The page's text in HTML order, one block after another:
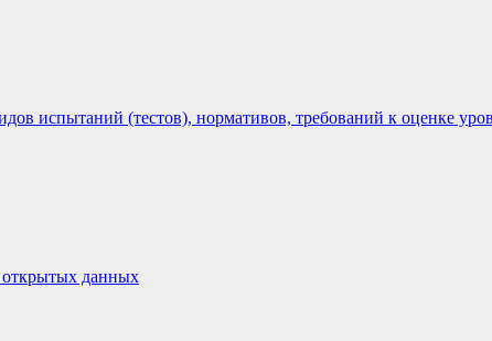
испытаний (тестов), нормативов, требований к оценке
открытых данных